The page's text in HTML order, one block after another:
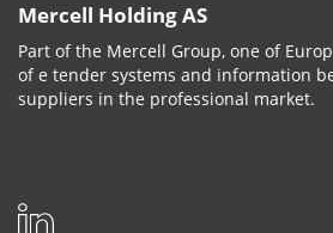
Mercell Holding AS
Part of the Mercell Group, one of
of e tender systems and information
suppliers in the professional market.